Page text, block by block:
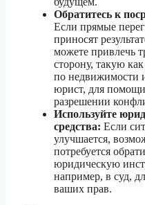
Обратитесь к
Если прямые
приносят
можете привлечь
сторону, такую как
по недвижимости
юрист, для
разрешении
Используйте
средства: Если
улучшается,
потребуется
юридическую
например, в суд,
ваших прав.